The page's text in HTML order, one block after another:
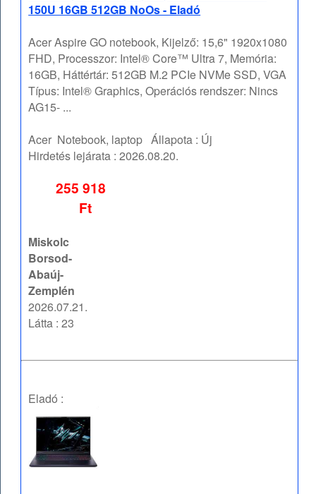
150U 16GB 512GB NoOs - Eladó
Acer Aspire GO notebook, Kijelző: 15,6" 1920x1080
FHD, Processzor: Intel® Core™ Ultra 7, Memória:
16GB, Háttértár: 512GB M.2 PCIe NVMe SSD, VGA
Típus: Intel® Graphics, Operációs rendszer: Nincs
AG15- ...
Acer Notebook, laptop Állapota : Új
Hirdetés lejárata :2026.08.20.
255 918
Ft
Miskolc
Borsod-
Abaúj-
Zemplén
2026.07.21.
Látta : 23
Eladó :